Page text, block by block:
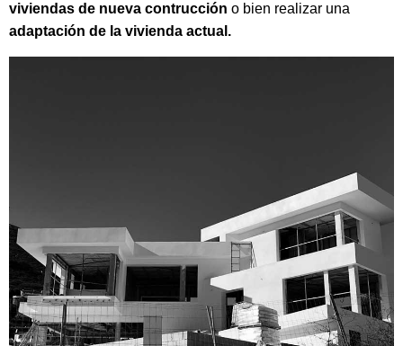
viviendas de nueva contrucción o bien realizar una
adaptación de la vivienda actual.